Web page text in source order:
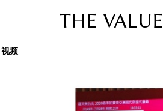
THE VALUE
视频